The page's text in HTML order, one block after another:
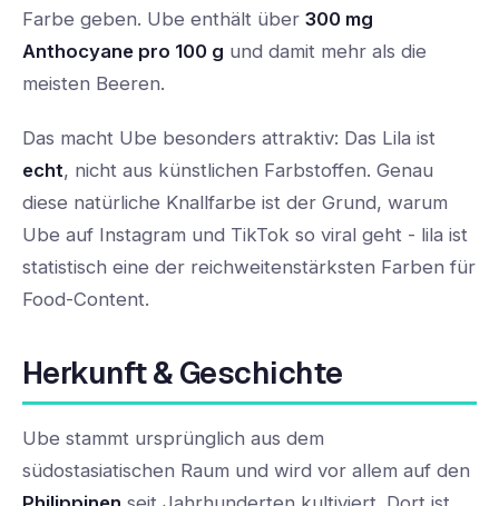
Farbe geben. Ube enthält über 300 mg
Anthocyane pro 100 g und damit mehr als die
meisten Beeren.
Das macht Ube besonders attraktiv: Das Lila ist
echt, nicht aus künstlichen Farbstoffen. Genau
diese natürliche Knallfarbe ist der Grund, warum
Ube auf Instagram und TikTok so viral geht - lila ist
statistisch eine der reichweitenstärksten Farben für
Food-Content.
Herkunft & Geschichte
Ube stammt ursprünglich aus dem
südostasiatischen Raum und wird vor allem auf den